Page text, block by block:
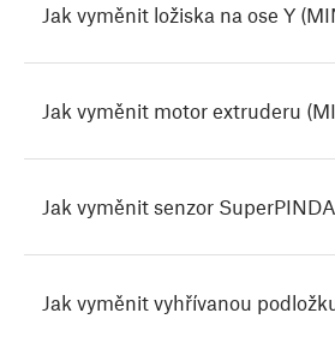
Jak vyměnit ložiska na ose Y
Jak vyměnit motor extruderu
Jak vyměnit senzor
Jak vyměnit vyhřívanou